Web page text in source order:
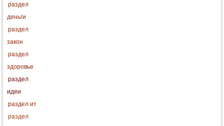
раздел
деньги
раздел
закон
раздел
здоровье
раздел
идеи
раздел ит
раздел